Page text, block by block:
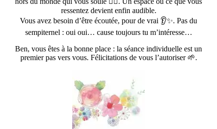
ressentez devient enfin audible.
Vous avez besoin d’être écoutée, pour de vrai 👂✨. Pas du
sempiternel : oui oui… cause toujours tu m’intéresse…
Ben, vous êtes à la bonne place : la séance individuelle est un
premier pas vers vous. Félicitations de vous l’autoriser 🌱.